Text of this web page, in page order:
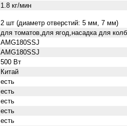
1.8 кг/мин
2 шт (диаметр отверстий: 5 мм, 7 мм)
для томатов,для ягод,насадка для
AMG180SSJ
AMG180SSJ
500 Вт
Китай
есть
есть
есть
есть
есть